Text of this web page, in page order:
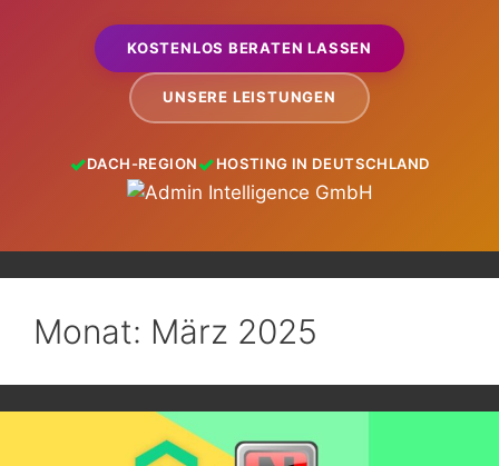
KOSTENLOS BERATEN LASSEN
UNSERE LEISTUNGEN
DACH-REGION HOSTING IN DEUTSCHLAND
Monat: März 2025